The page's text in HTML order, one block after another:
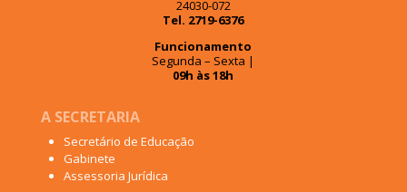
24030-072
Tel. 2719-6376
Funcionamento
Segunda – Sexta |
09h às 18h
A SECRETARIA
Secretário de Educação
Gabinete
Assessoria Jurídica